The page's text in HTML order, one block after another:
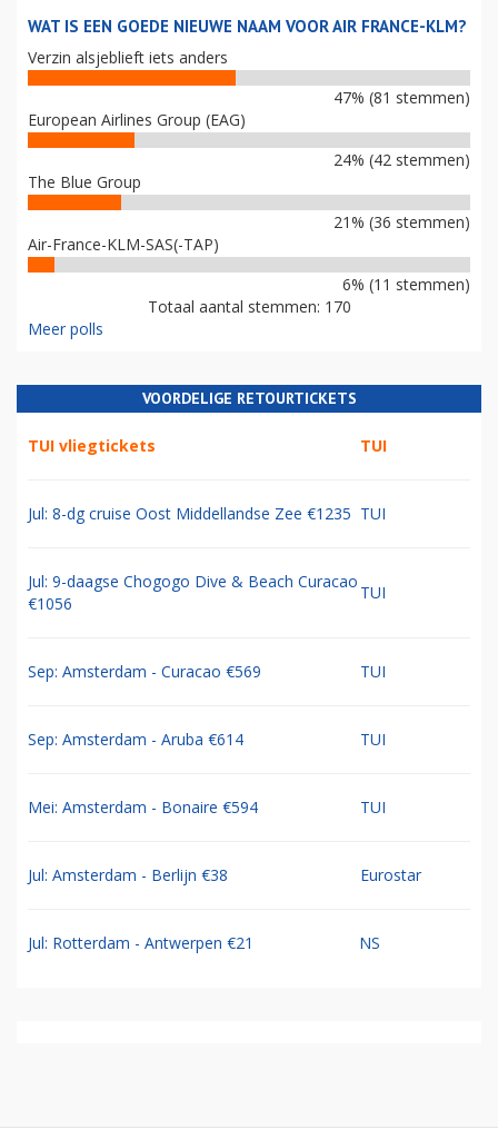
WAT IS EEN GOEDE NIEUWE NAAM VOOR AIR FRANCE-KLM?
Verzin alsjeblieft iets anders
47% (81 stemmen)
European Airlines Group (EAG)
24% (42 stemmen)
The Blue Group
21% (36 stemmen)
Air-France-KLM-SAS(-TAP)
6% (11 stemmen)
Totaal aantal stemmen: 170
Meer polls
VOORDELIGE RETOURTICKETS
TUI vliegtickets TUI
Jul: 8-dg cruise Oost Middellandse Zee €1235 TUI
Jul: 9-daagse Chogogo Dive & Beach Curacao
€1056
TUI
Sep: Amsterdam - Curacao €569 TUI
Sep: Amsterdam - Aruba €614 TUI
Mei: Amsterdam - Bonaire €594 TUI
Jul: Amsterdam - Berlijn €38 Eurostar
Jul: Rotterdam - Antwerpen €21 NS